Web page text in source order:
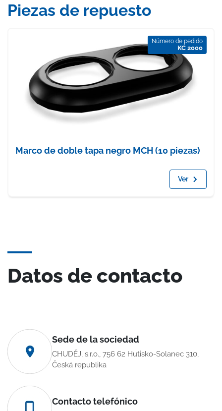
Piezas de repuesto
Número de pedido
KC 2000
Marco de doble tapa negro MCH (10 piezas)
Ver
Datos de contacto
Sede de la sociedad
CHUDĚJ, s.r.o., 756 62 Hutisko-Solanec 310,
Česká republika
Contacto telefónico